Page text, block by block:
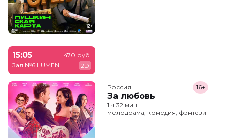
15:05
Зал №6 LUMEN
470 руб.
2D
Россия
За любовь
16+
1 ч 32 мин
мелодрама, комедия, фэнтези